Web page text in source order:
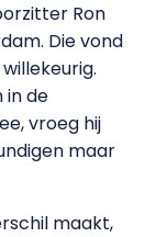
Ron
Die vond
in de
vroeg hij
maar
maakt,